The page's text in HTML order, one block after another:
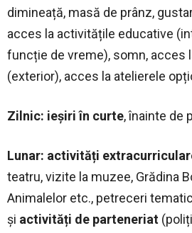
dimineață, masă de prânz,
acces la activitățile educative
funcție de vreme), somn, acces
(exterior), acces la atelierele
Zilnic: ieșiri în curte, înainte de
Lunar: activități
teatru, vizite la muzee, Grădina
Animalelor etc., petreceri
şi activități de parteneriat